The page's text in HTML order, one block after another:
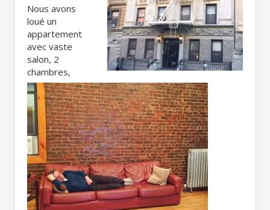
Nous avons
loué un
appartement
avec vaste
salon, 2
chambres,